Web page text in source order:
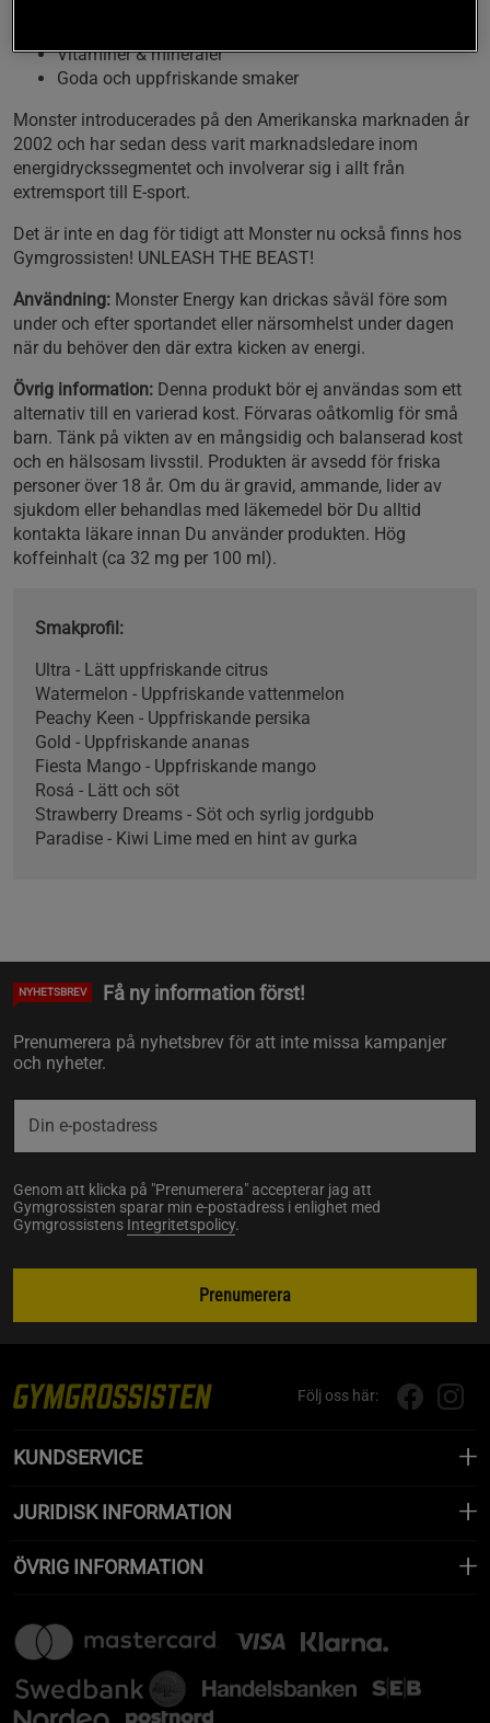
Vitaminer & mineraler
Goda och uppfriskande smaker
Monster introducerades på den Amerikanska marknaden år
2002 och har sedan dess varit marknadsledare inom
energidryckssegmentet och involverar sig i allt från
extremsport till E-sport.
Det är inte en dag för tidigt att Monster nu också finns hos
Gymgrossisten! UNLEASH THE BEAST!
Användning: Monster Energy kan drickas såväl före som
under och efter sportandet eller närsomhelst under dagen
när du behöver den där extra kicken av energi.
Övrig information: Denna produkt bör ej användas som ett
alternativ till en varierad kost. Förvaras oåtkomlig för små
barn. Tänk på vikten av en mångsidig och balanserad kost
och en hälsosam livsstil. Produkten är avsedd för friska
personer över 18 år. Om du är gravid, ammande, lider av
sjukdom eller behandlas med läkemedel bör Du alltid
kontakta läkare innan Du använder produkten. Hög
koffeinhalt (ca 32 mg per 100 ml).
Smakprofil:
Ultra - Lätt uppfriskande citrus
Watermelon - Uppfriskande vattenmelon
Peachy Keen - Uppfriskande persika
Gold - Uppfriskande ananas
Fiesta Mango - Uppfriskande mango
Rosá - Lätt och söt
Strawberry Dreams - Söt och syrlig jordgubb
Paradise - Kiwi Lime med en hint av gurka
NYHETSBREV Få ny information först!
Prenumerera på nyhetsbrev för att inte missa kampanjer
och nyheter.
Genom att klicka på "Prenumerera" accepterar jag att
Gymgrossisten sparar min e-postadress i enlighet med
Gymgrossistens Integritetspolicy.
Prenumerera
Följ oss här:
KUNDSERVICE
JURIDISK INFORMATION
ÖVRIG INFORMATION